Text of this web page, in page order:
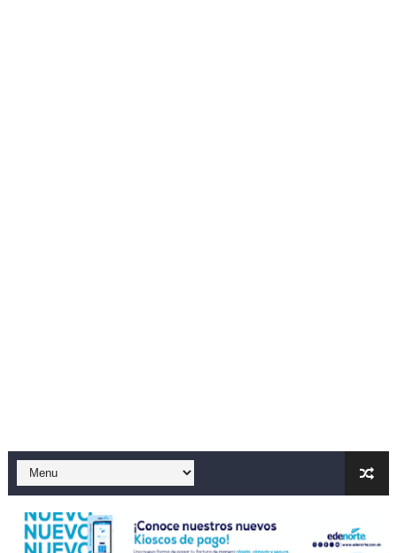
Autoridades indagan muerte de mujer en La Zurza,
Accidente en Verón deja un motorista fallecido y otra